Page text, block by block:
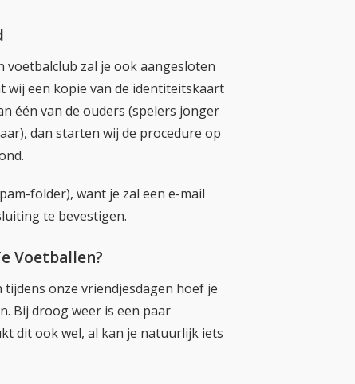
voetbalclub zal je ook aangesloten
wij een kopie van de identiteitskaart
één van de ouders (spelers jonger
dan starten wij de procedure op
folder), want je zal een e-mail
te bevestigen.
Voetballen?
onze vriendjesdagen hoef je
Bij droog weer is een paar
dit ook wel, al kan je natuurlijk iets